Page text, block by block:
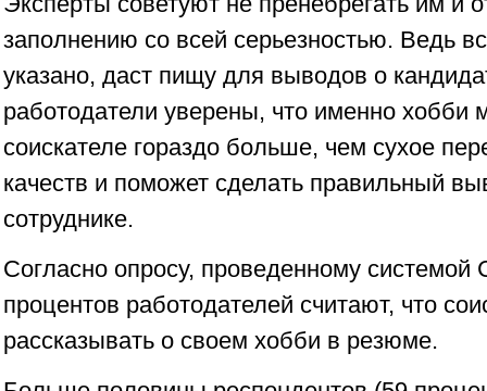
заполнению со всей серьезностью. Ведь
указано, даст пищу для выводов о
работодатели уверены, что именно хобби
соискателе гораздо больше, чем сухое
качеств и поможет сделать правильный
сотруднике.
Согласно опросу, проведенному
процентов работодателей считают, что
рассказывать о своем хобби в резюме.